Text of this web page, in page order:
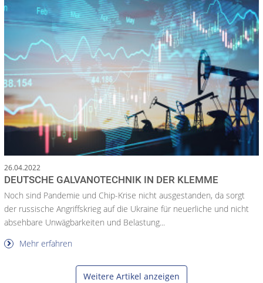
26.04.2022
DEUTSCHE GALVANOTECHNIK IN DER KLEMME
Noch sind Pandemie und Chip-Krise nicht ausgestanden, da sorgt
der russische Angriffskrieg auf die Ukraine für neuerliche und nicht
absehbare Unwägbarkeiten und Belastung...
Mehr erfahren
Weitere Artikel anzeigen